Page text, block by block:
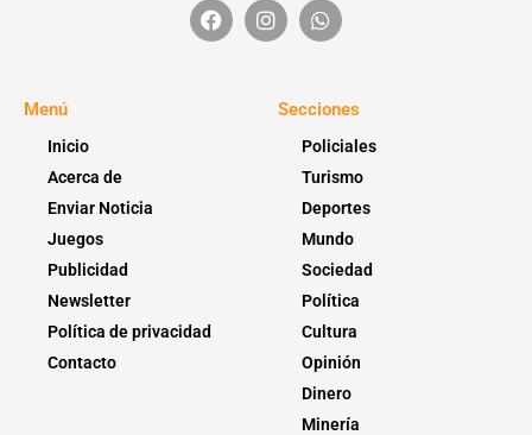
Menú
Inicio
Acerca de
Enviar Noticia
Juegos
Publicidad
Newsletter
Política de privacidad
Contacto
Secciones
Policiales
Turismo
Deportes
Mundo
Sociedad
Política
Cultura
Opinión
Dinero
Minería